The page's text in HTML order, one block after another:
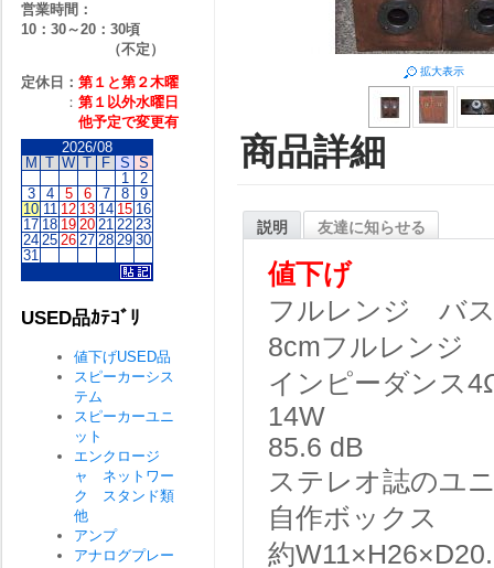
拡大表示
商品詳細
説明 友達に知らせる
値下げ
フルレンジ バ
8cmフルレンジ
インピーダンス
14W
85.6 dB
ステレオ誌のユ
自作ボックス
約
営業時間：
10：30～20：30頃
（不定）
定休日： 第１と第２木曜
： 第１以外水曜日
他予定で変更有
2026/08
M T W T F S S
1
2
3
4 5 6 7 8
9
10 11 12 13 14 15 16
17 18 19 20 21 22 23
24 25 26 27 28 29 30
31
USED品ｶﾃｺﾞﾘ
値下げUSED品
スピーカーシス
テム
スピーカーユニ
ット
エンクロージ
ャ ネットワー
ク スタンド類
他
アンプ
アナログプレー